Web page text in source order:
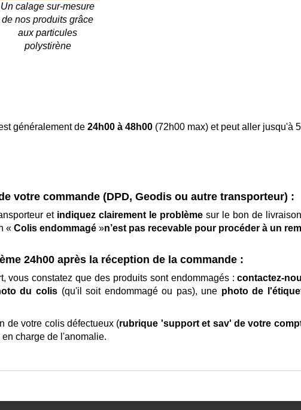
Un calage sur-mesure
de nos produits grâce
aux particules
polystirène
généralement de24h00 à 48h00 (72h00 max) et peut aller jusqu'à
votre commande (DPD, Geodis ou autre transporteur) :
et indiquez clairement le problème sur le bon de
«Colis endommagé »n’est pas recevable pour procéder à un
24h00 après la réception de la commande :
vous constatez que des produits sont endommagés :contactez-
du colis(qu'il soit endommagé ou pas), une photo de
de votre colis défectueux (rubrique 'support et sav' de votre
charge de l'anomalie.